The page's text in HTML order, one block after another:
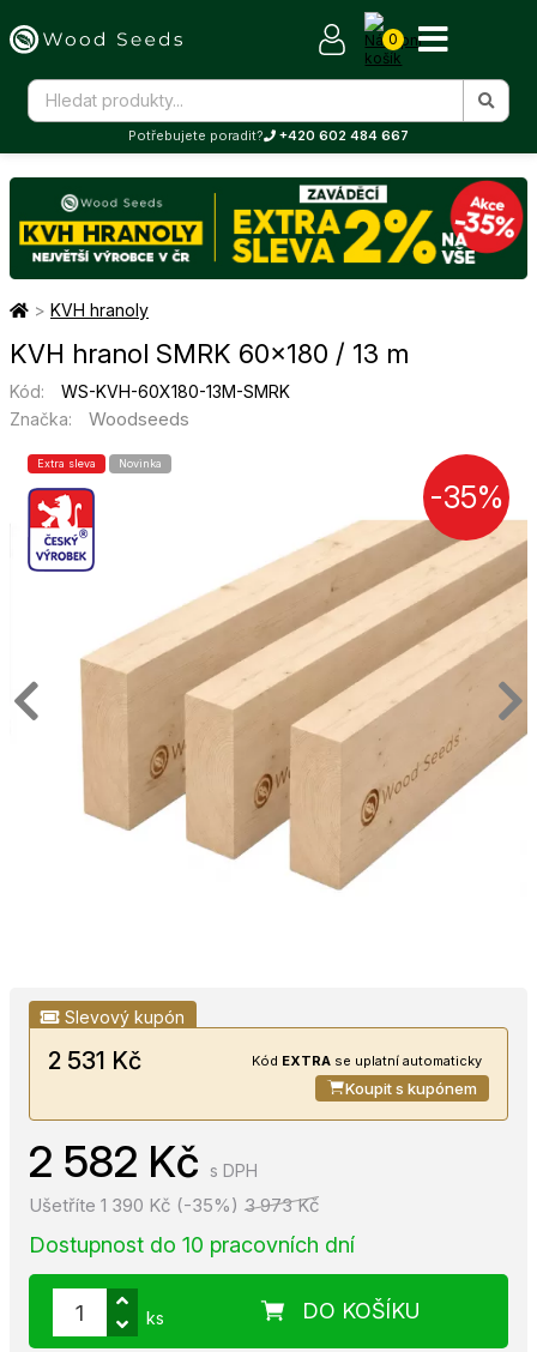
0
Potřebujete poradit? +420 602 484 667
> KVH hranoly
KVH hranol SMRK 60×180 / 13 m
Kód:
WS-KVH-60X180-13M-SMRK
Značka:
Woodseeds
Extra sleva Novinka
-35%
Slevový kupón
2 531 Kč Kód EXTRA se uplatní automaticky
Koupit s kupónem
2 582 Kč s DPH
3 973 Kč
Ušetříte 1 390 Kč (-35%)
Dostupnost do 10 pracovních dní
DO KOŠÍKU
ks